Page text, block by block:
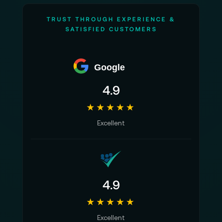
TRUST THROUGH EXPERIENCE &
SATISFIED CUSTOMERS
Google
4.9
★★★★★
Excellent
4.9
★★★★★
Excellent